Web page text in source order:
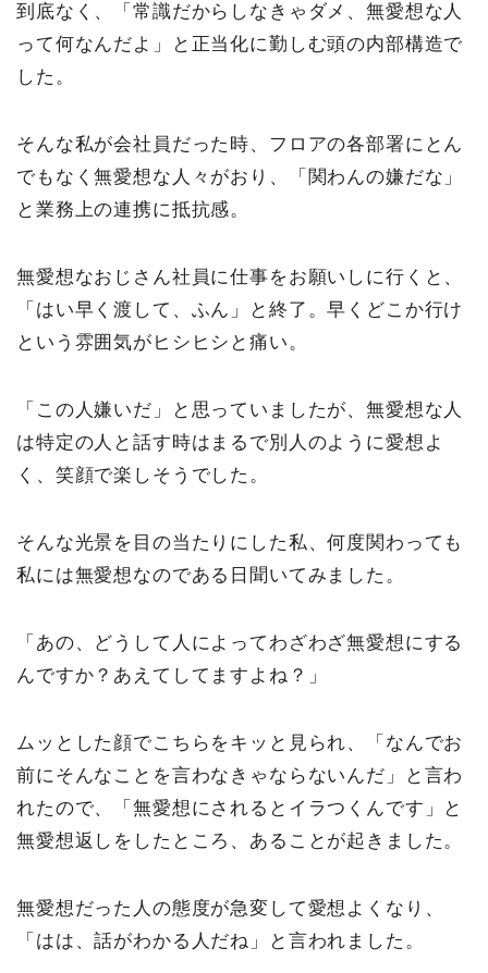
到底なく、「常識だからしなきゃダメ、無愛想な人
って何なんだよ」と正当化に勤しむ頭の内部構造で
した。
そんな私が会社員だった時、フロアの各部署にとん
でもなく無愛想な人々がおり、「関わんの嫌だな」
と業務上の連携に抵抗感。
無愛想なおじさん社員に仕事をお願いしに行くと、
「はい早く渡して、ふん」と終了。早くどこか行け
という雰囲気がヒシヒシと痛い。
「この人嫌いだ」と思っていましたが、無愛想な人
は特定の人と話す時はまるで別人のように愛想よ
く、笑顔で楽しそうでした。
そんな光景を目の当たりにした私、何度関わっても
私には無愛想なのである日聞いてみました。
「あの、どうして人によってわざわざ無愛想にする
んですか？あえてしてますよね？」
ムッとした顔でこちらをキッと見られ、「なんでお
前にそんなことを言わなきゃならないんだ」と言わ
れたので、「無愛想にされるとイラつくんです」と
無愛想返しをしたところ、あることが起きました。
無愛想だった人の態度が急変して愛想よくなり、
「はは、話がわかる人だね」と言われました。